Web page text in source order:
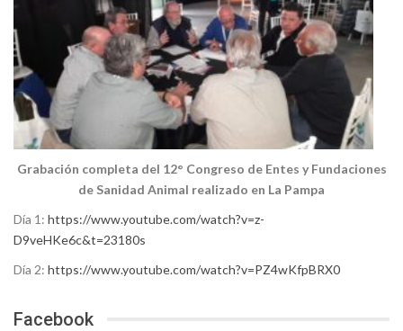
Grabación completa del 12° Congreso de Entes y Fundaciones
de Sanidad Animal realizado en La Pampa
Día 1: https://www.youtube.com/watch?v=z-
D9veHKe6c&t=23180s
Día 2: https://www.youtube.com/watch?v=PZ4wKfpBRX0
Facebook